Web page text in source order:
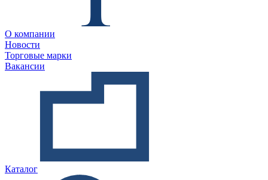
О компании
Новости
Торговые марки
Вакансии
Каталог